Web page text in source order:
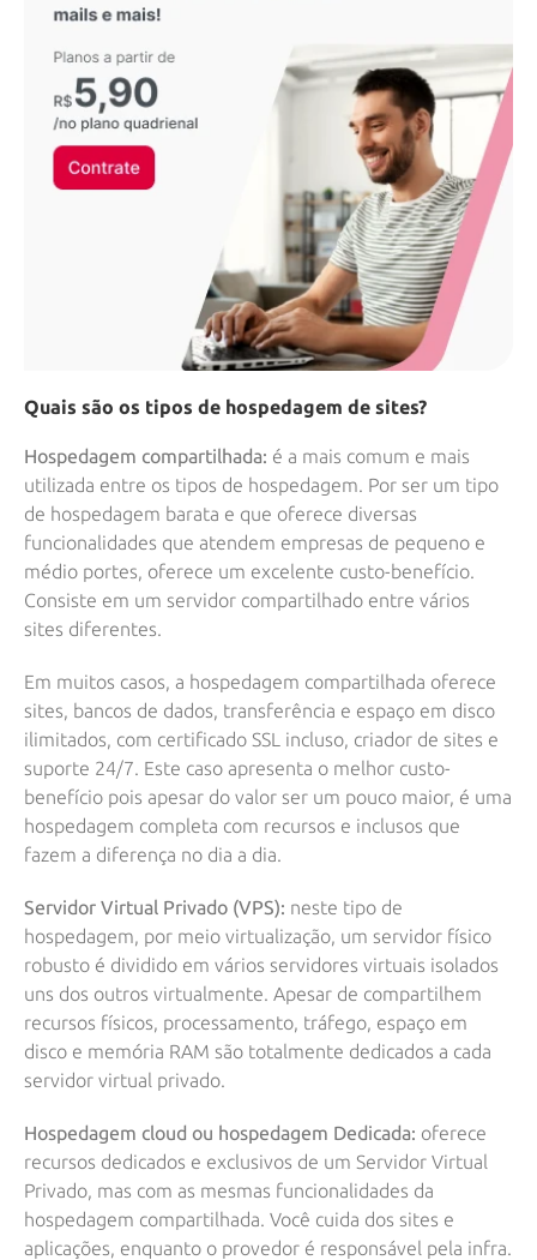
Quais são os tipos de hospedagem de sites?
Hospedagem compartilhada: é a mais comum e mais
utilizada entre os tipos de hospedagem. Por ser um tipo
de hospedagem barata e que oferece diversas
funcionalidades que atendem empresas de pequeno e
médio portes, oferece um excelente custo-benefício.
Consiste em um servidor compartilhado entre vários
sites diferentes.
Em muitos casos, a hospedagem compartilhada oferece
sites, bancos de dados, transferência e espaço em disco
ilimitados, com certificado SSL incluso, criador de sites e
suporte 24/7. Este caso apresenta o melhor custo-
benefício pois apesar do valor ser um pouco maior, é uma
hospedagem completa com recursos e inclusos que
fazem a diferença no dia a dia.
Servidor Virtual Privado (VPS): neste tipo de
hospedagem, por meio virtualização, um servidor físico
robusto é dividido em vários servidores virtuais isolados
uns dos outros virtualmente. Apesar de compartilhem
recursos físicos, processamento, tráfego, espaço em
disco e memória RAM são totalmente dedicados a cada
servidor virtual privado.
Hospedagem cloud ou hospedagem Dedicada: oferece
recursos dedicados e exclusivos de um Servidor Virtual
Privado, mas com as mesmas funcionalidades da
hospedagem compartilhada. Você cuida dos sites e
aplicações, enquanto o provedor é responsável pela infra.